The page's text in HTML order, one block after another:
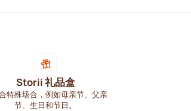
Storii 礼品盒
特殊场合，例如母亲节、父亲
节、生日和节日。